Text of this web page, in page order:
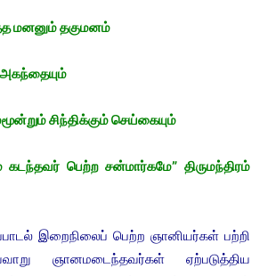
மனனும் தகுமனம்
சிந்திக்கும் செய்கையும்
பெற்ற சன்மார்கமே” திருமந்திரம்
இறைநிலைப் பெற்ற ஞானியர்கள் பற்றி
ஞானமடைந்தவர்கள் ஏற்படுத்திய